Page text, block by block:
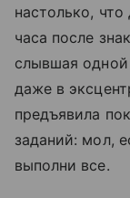
настолько,
часа после
слывшая
даже в
предъявила
заданий: мол,
выполни все.